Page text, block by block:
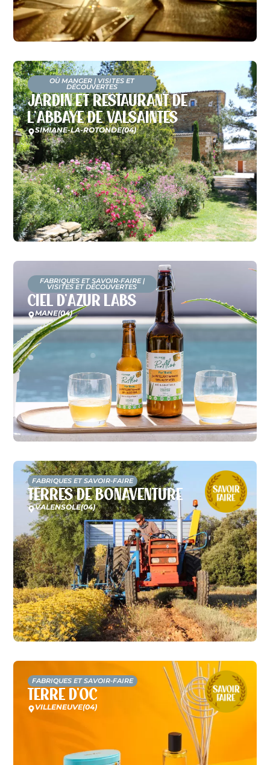
OÙ MANGER | VISITES ET
DÉCOUVERTES
Jardin et restaurant de
l’Abbaye de Valsaintes
SIMIANE-LA-ROTONDE(04)
FABRIQUES ET SAVOIR-FAIRE|
VISITES ET DÉCOUVERTES
Ciel d’Azur Labs
MANE(04)
FABRIQUES ET SAVOIR-FAIRE
Terres de Bonaventure
VALENSOLE(04)
FABRIQUES ET SAVOIR-FAIRE
Terre d’Oc
VILLENEUVE(04)